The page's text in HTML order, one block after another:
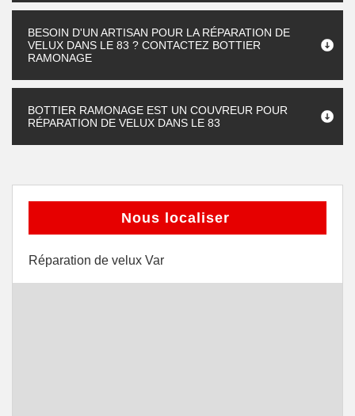
BESOIN D'UN ARTISAN POUR LA RÉPARATION DE
VELUX DANS LE 83 ? CONTACTEZ BOTTIER
RAMONAGE
BOTTIER RAMONAGE EST UN COUVREUR POUR
RÉPARATION DE VELUX DANS LE 83
Nous localiser
Réparation de velux Var